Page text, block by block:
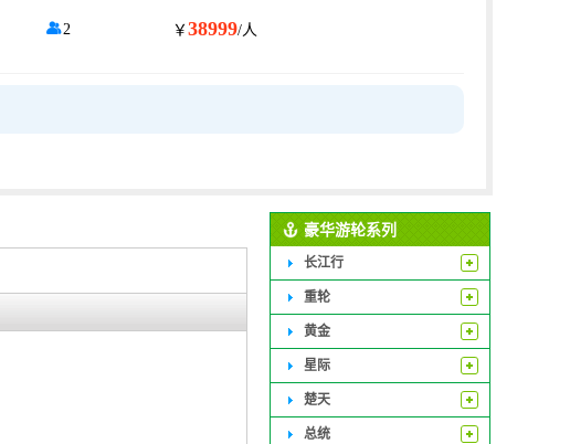
2 ￥ 38999/人
豪华游轮系列
长江行
重轮
黄金
星际
楚天
总统